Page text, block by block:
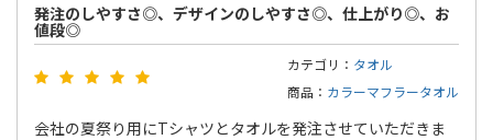
発注のしやすさ◎、デザインのしやすさ◎、仕上がり◎、お
値段◎
カテゴリ： タオル
商品： カラーマフラータオル
会社の夏祭り用にTシャツとタオルを発注させていただきま